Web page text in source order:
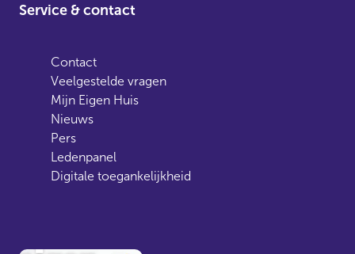
Service & contact
Contact
Veelgestelde vragen
Mijn Eigen Huis
Nieuws
Pers
Ledenpanel
Digitale toegankelijkheid